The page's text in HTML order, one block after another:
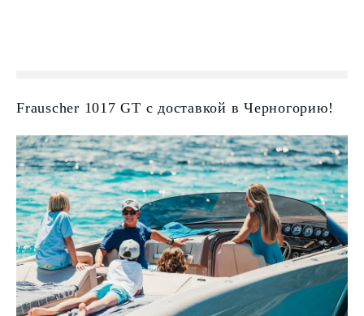
Frauscher 1017 GT с доставкой в Черногорию!